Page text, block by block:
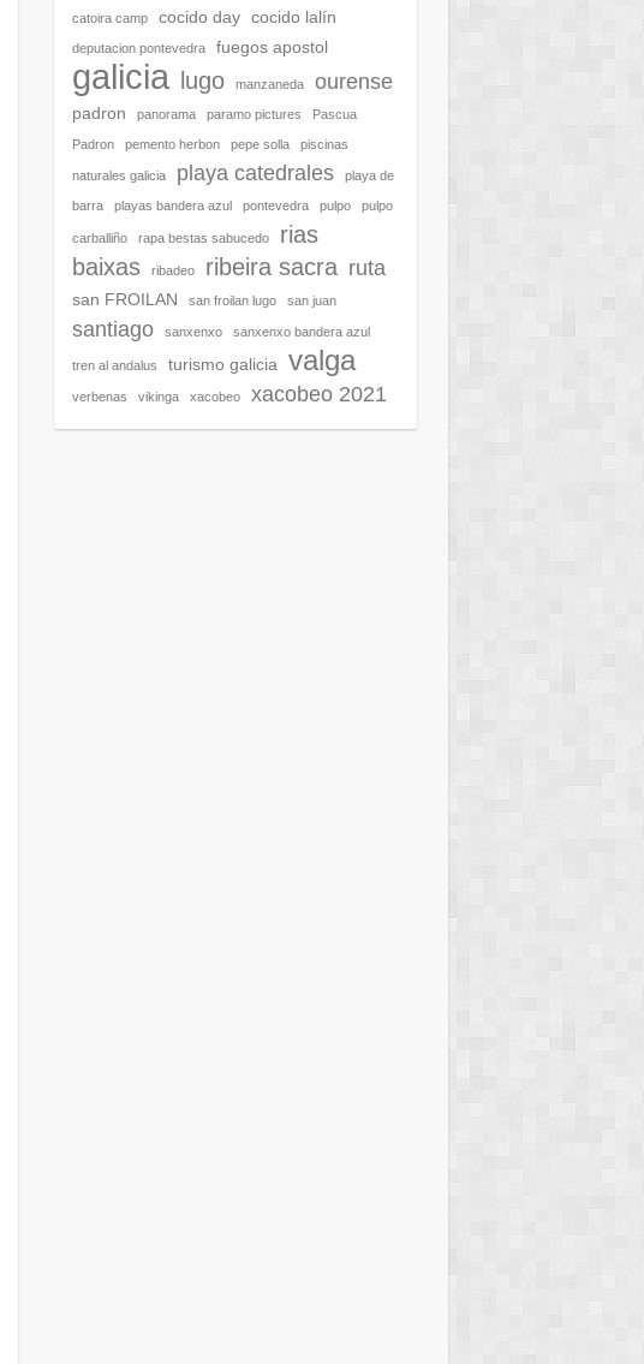
catoira camp cocido day cocido lalín
deputacion pontevedra fuegos apostol
galicia lugo manzaneda ourense
padron panorama paramo pictures Pascua
Padron pemento herbon pepe solla piscinas
naturales galicia playa catedrales playa de
barra playas bandera azul pontevedra pulpo pulpo
carballiño rapa bestas sabucedo
rias
baixas
ribadeo ribeira sacra ruta
san FROILAN san froilan lugo san juan
santiago sanxenxo sanxenxo bandera azul
tren al andalus turismo galicia valga
verbenas vikinga xacobeo xacobeo 2021